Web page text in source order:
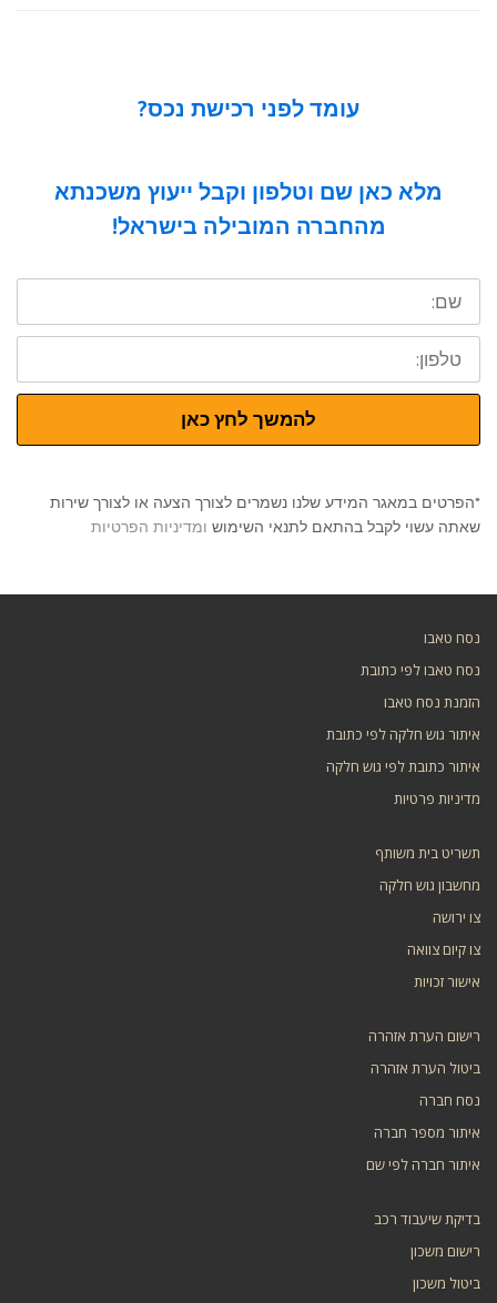
עומד לפני רכישת נכס?
מלא כאן שם וטלפון וקבל ייעוץ משכנתא
מהחברה המובילה בישראל!
שם:
טלפון:
להמשך לחץ כאן
*הפרטים במאגר המידע שלנו נשמרים לצורך הצעה או לצורך שירות
שאתה עשוי לקבל בהתאם לתנאי השימוש ומדיניות הפרטיות
נסח טאבו
נסח טאבו לפי כתובת
הזמנת נסח טאבו
איתור גוש חלקה לפי כתובת
איתור כתובת לפי גוש חלקה
מדיניות פרטיות
תשריט בית משותף
מחשבון גוש חלקה
צו ירושה
צו קיום צוואה
אישור זכויות
רישום הערת אזהרה
ביטול הערת אזהרה
נסח חברה
איתור מספר חברה
איתור חברה לפי שם
בדיקת שיעבוד רכב
רישום משכון
ביטול משכון